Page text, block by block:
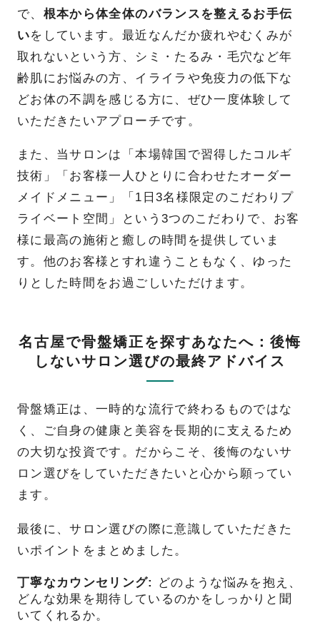
で、 根本から体全体のバランスを整えるお手伝
いをしています。最近なんだか疲れやむくみが
取れないという方、シミ・たるみ・毛穴など年
齢肌にお悩みの方、イライラや免疫力の低下な
どお体の不調を感じる方に、ぜひ一度体験して
いただきたいアプローチです。
また、当サロンは「本場韓国で習得したコルギ
技術」「お客様一人ひとりに合わせたオーダー
メイドメニュー」「1日3名様限定のこだわりプ
ライベート空間」という3つのこだわりで、お客
様に最高の施術と癒しの時間を提供していま
す。他のお客様とすれ違うこともなく、ゆった
りとした時間をお過ごしいただけます。
名古屋で骨盤矯正を探すあなたへ：後悔
しないサロン選びの最終アドバイス
骨盤矯正は、一時的な流行で終わるものではな
く、ご自身の健康と美容を長期的に支えるため
の大切な投資です。だからこそ、後悔のないサ
ロン選びをしていただきたいと心から願ってい
ます。
最後に、サロン選びの際に意識していただきた
いポイントをまとめました。
丁寧なカウンセリング:
どのような悩みを抱え、
どんな効果を期待しているのかをしっかりと聞
いてくれるか。